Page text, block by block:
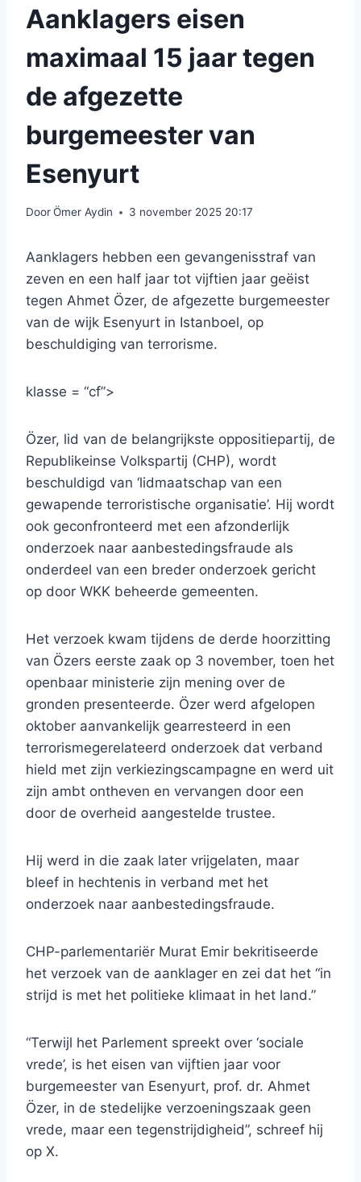
Aanklagers eisen
maximaal 15 jaar tegen
de afgezette
burgemeester van
Esenyurt
DoorÖmer Aydin 3 november 2025 20:17
Aanklagers hebben een gevangenisstraf van
zeven en een half jaar tot vijftien jaar geëist
tegen Ahmet Özer, de afgezette burgemeester
van de wijk Esenyurt in Istanboel, op
beschuldiging van terrorisme.
klasse = “cf”>
Özer, lid van de belangrijkste oppositiepartij, de
Republikeinse Volkspartij (CHP), wordt
beschuldigd van ‘lidmaatschap van een
gewapende terroristische organisatie’. Hij wordt
ook geconfronteerd met een afzonderlijk
onderzoek naar aanbestedingsfraude als
onderdeel van een breder onderzoek gericht
op door WKK beheerde gemeenten.
Het verzoek kwam tijdens de derde hoorzitting
van Özers eerste zaak op 3 november, toen het
openbaar ministerie zijn mening over de
gronden presenteerde. Özer werd afgelopen
oktober aanvankelijk gearresteerd in een
terrorismegerelateerd onderzoek dat verband
hield met zijn verkiezingscampagne en werd uit
zijn ambt ontheven en vervangen door een
door de overheid aangestelde trustee.
Hij werd in die zaak later vrijgelaten, maar
bleef in hechtenis in verband met het
onderzoek naar aanbestedingsfraude.
CHP-parlementariër Murat Emir bekritiseerde
het verzoek van de aanklager en zei dat het “in
strijd is met het politieke klimaat in het land.”
“Terwijl het Parlement spreekt over ‘sociale
vrede’, is het eisen van vijftien jaar voor
burgemeester van Esenyurt, prof. dr. Ahmet
Özer, in de stedelijke verzoeningszaak geen
vrede, maar een tegenstrijdigheid”, schreef hij
op X.